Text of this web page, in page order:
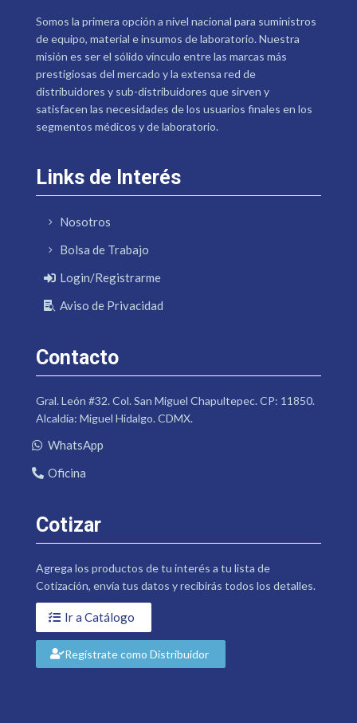
Somos la primera opción a nivel nacional para suministros
de equipo, material e insumos de laboratorio. Nuestra
misión es ser el sólido vínculo entre las marcas más
prestigiosas del mercado y la extensa red de
distribuidores y sub-distribuidores que sirven y
satisfacen las necesidades de los usuarios finales en los
segmentos médicos y de laboratorio.
Links de Interés
Nosotros
Bolsa de Trabajo
Login/Registrarme
Aviso de Privacidad
Contacto
Gral. León #32. Col. San Miguel Chapultepec. CP: 11850.
Alcaldía: Miguel Hidalgo. CDMX.
WhatsApp
Oficina
Cotizar
Agrega los productos de tu interés a tu lista de
Cotización, envía tus datos y recibirás todos los detalles.
Ir a Catálogo
Regístrate como Distribuidor